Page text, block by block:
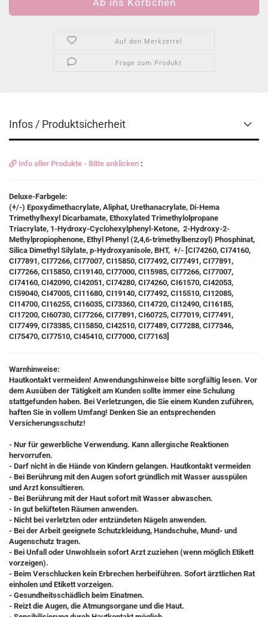
Auf den Merkzettel
Frage zum Produkt
Infos / Produktsicherheit
Info aller Produkte - Bitte anklicken :
Deluxe-Farbgele:
(+/-) Epoxydimethacrylate, Aliphat, Urethanacrylate, Di-Hema
Trimethylhexyl Dicarbamate, Ethoxylated Trimethylolpropane
Triacrylate, 1-Hydroxy-Cyclohexylphenyl-Ketone, 2-Hydroxy-2-
Methylpropiophenone, Ethyl Phenyl (2,4,6-trimethylbenzoyl) Phosphinat,
Silica Dimethyl Silylate, p-Hydroxyanisole, BHT, +/- [CI74260, CI74160,
CI77891, CI77266, CI77007, CI15850, CI77492, CI77491, CI77891,
CI77266, CI15850, CI19140, CI77000, CI15985, CI77266, CI77007,
CI74160, CI42090, CI42051, CI74280, CI74260, CI61570, CI42053,
CI59040, CI47005, CI11680, CI19140, CI77492, CI15510, CI12085,
CI14700, CI16255, CI16035, CI73360, CI14720, CI12490, CI16185,
CI17200, CI60730, CI77266, CI77891, CI60725, CI77019, CI77491,
CI77499, CI73385, CI15850, CI42510, CI77489, CI77288, CI77346,
CI75470, CI77510, CI45410, CI77000, CI77163]
Warnhinweise:
Hautkontakt vermeiden! Anwendungshinweise bitte sorgfältig lesen. Vor
dem Ausüben der Tätigkeit am Kunden sollte immer eine Schulung
stattgefunden haben. Bei Verletzungen, die Sie einem Kunden zuführen,
haften Sie in vollem Umfang! Denken Sie an entsprechenden
Versicherungsschutz!
- Nur für gewerbliche Verwendung. Kann allergische Reaktionen
hervorrufen.
- Darf nicht in die Hände von Kindern gelangen. Hautkontakt vermeiden
- Bei Berührung mit den Augen sofort gründlich mit Wasser ausspülen
und Arzt konsultieren.
- Bei Berührung mit der Haut sofort mit Wasser abwaschen.
- In gut belüfteten Räumen anwenden.
- Nicht bei verletzten oder entzündeten Nägeln anwenden.
- Bei der Arbeit geeignete Schutzkleidung, Handschuhe, Mund- und
Augenschutz tragen.
- Bei Unfall oder Unwohlsein sofort Arzt zuziehen (wenn möglich Etikett
vorzeigen).
- Beim Verschlucken kein Erbrechen herbeiführen. Sofort ärztlichen Rat
einholen und Etikett vorzeigen.
- Gesundheitsschädlich beim Einatmen.
- Reizt die Augen, die Atmungsorgane und die Haut.